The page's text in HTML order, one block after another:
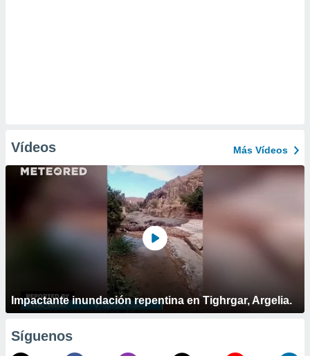
Vídeos Más Vídeos
Impactante inundación repentina en Tighrgar, Argelia.
Síguenos